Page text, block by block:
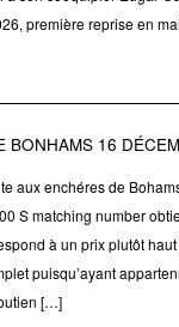
première reprise en
BONHAMS 16
aux enchéres de
S matching number
à un prix plutôt
puisqu’ayant
[…]